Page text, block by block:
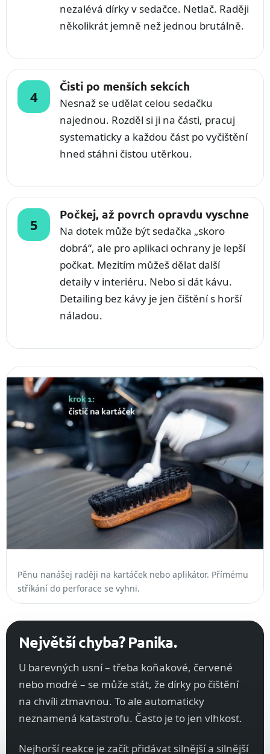
nezalévá dírky v sedačce. Netlač. Raději
několikrát jemně než jednou brutálně.
Čisti po menších sekcích
Nesnaž se udělat celou sedačku
najednou. Rozděl si ji na části, pracuj
systematicky a každou část po vyčištění
hned stáhni čistou utěrkou.
Počkej, až povrch opravdu vyschne
Na dotek může být sedačka „skoro
dobrá“, ale pro aplikaci ochrany je lepší
počkat. Mezitím můžeš dělat další
detaily v interiéru. Nebo si dát kávu.
Detailing bez kávy je jen čištění s horší
náladou.
Pěnu nanášej raději na kartáček nebo aplikátor. Přímému
stříkání do perforace se vyhni.
Největší chyba? Panika.
U barevných usní – třeba koňakové, červené
nebo modré – se může stát, že dírky po čištění
na chvíli ztmavnou. To ale automaticky
neznamená katastrofu. Často je to jen vlhkost.
Nejhorší reakce je začít přidávat silnější a silnější